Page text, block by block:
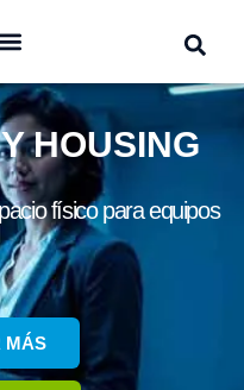
HOUSING
físico para equipos
MÁS